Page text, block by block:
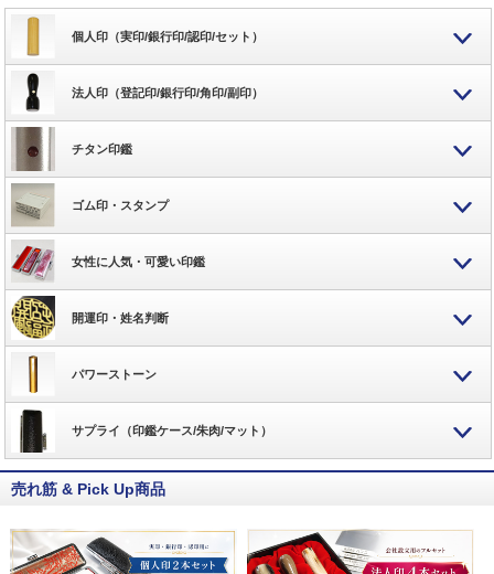
個人印（実印/銀行印/認印/セット）
法人印（登記印/銀行印/角印/副印）
チタン印鑑
ゴム印・スタンプ
女性に人気・可愛い印鑑
開運印・姓名判断
パワーストーン
サプライ（印鑑ケース/朱肉/マット）
売れ筋 & Pick Up商品